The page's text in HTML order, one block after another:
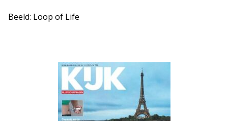
Beeld: Loop of Life